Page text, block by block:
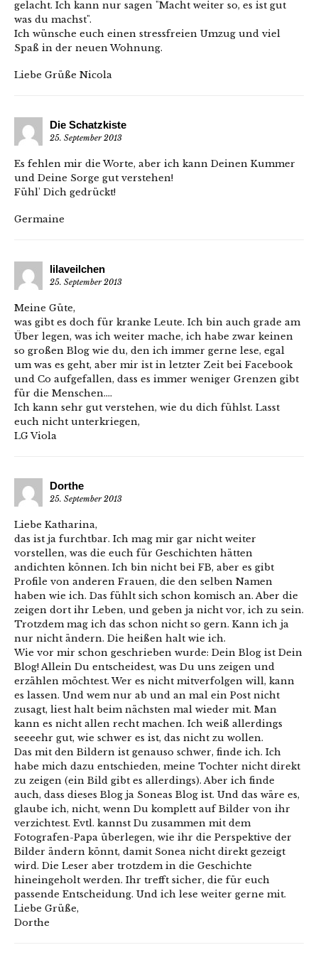
gelacht. Ich kann nur sagen "Macht weiter so, es ist gut
was du machst".
Ich wünsche euch einen stressfreien Umzug und viel
Spaß in der neuen Wohnung.
Liebe Grüße Nicola
Die Schatzkiste
25. September 2013
Es fehlen mir die Worte, aber ich kann Deinen Kummer
und Deine Sorge gut verstehen!
Fühl' Dich gedrückt!
Germaine
lilaveilchen
25. September 2013
Meine Güte,
was gibt es doch für kranke Leute. Ich bin auch grade am
Über legen, was ich weiter mache, ich habe zwar keinen
so großen Blog wie du, den ich immer gerne lese, egal
um was es geht, aber mir ist in letzter Zeit bei Facebook
und Co aufgefallen, dass es immer weniger Grenzen gibt
für die Menschen….
Ich kann sehr gut verstehen, wie du dich fühlst. Lasst
euch nicht unterkriegen,
LG Viola
Dorthe
25. September 2013
Liebe Katharina,
das ist ja furchtbar. Ich mag mir gar nicht weiter
vorstellen, was die euch für Geschichten hätten
andichten können. Ich bin nicht bei FB, aber es gibt
Profile von anderen Frauen, die den selben Namen
haben wie ich. Das fühlt sich schon komisch an. Aber die
zeigen dort ihr Leben, und geben ja nicht vor, ich zu sein.
Trotzdem mag ich das schon nicht so gern. Kann ich ja
nur nicht ändern. Die heißen halt wie ich.
Wie vor mir schon geschrieben wurde: Dein Blog ist Dein
Blog! Allein Du entscheidest, was Du uns zeigen und
erzählen möchtest. Wer es nicht mitverfolgen will, kann
es lassen. Und wem nur ab und an mal ein Post nicht
zusagt, liest halt beim nächsten mal wieder mit. Man
kann es nicht allen recht machen. Ich weiß allerdings
seeeehr gut, wie schwer es ist, das nicht zu wollen.
Das mit den Bildern ist genauso schwer, finde ich. Ich
habe mich dazu entschieden, meine Tochter nicht direkt
zu zeigen (ein Bild gibt es allerdings). Aber ich finde
auch, dass dieses Blog ja Soneas Blog ist. Und das wäre es,
glaube ich, nicht, wenn Du komplett auf Bilder von ihr
verzichtest. Evtl. kannst Du zusammen mit dem
Fotografen-Papa überlegen, wie ihr die Perspektive der
Bilder ändern könnt, damit Sonea nicht direkt gezeigt
wird. Die Leser aber trotzdem in die Geschichte
hineingeholt werden. Ihr trefft sicher, die für euch
passende Entscheidung. Und ich lese weiter gerne mit.
Liebe Grüße,
Dorthe